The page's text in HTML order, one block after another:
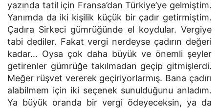
yazında tatil için Fransa’dan Türkiye’ye gelmiştim.
Yanımda da iki kişilik küçük bir çadır getirmiştim.
Çadıra Sirkeci gümrüğünde el koydular. Vergiye
tabi dediler. Fakat vergi nerdeyse çadırın değeri
kadar… Oysa çok daha büyük ve önemli şeyler
getirenler gümrüğe takılmadan geçip gitmişlerdi.
Meğer rüşvet vererek geçiriyorlarmış. Bana çadırı
alabilmem için iki seçenek sunulduğunu anladım.
Ya büyük oranda bir vergi ödeyeceksin, ya da